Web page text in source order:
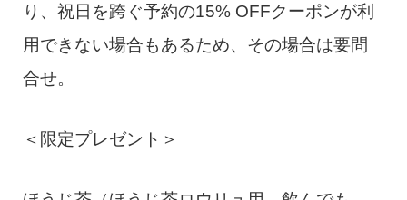
り、祝日を跨ぐ予約の15% OFFクーポンが利
用できない場合もあるため、その場合は要問
合せ。
＜限定プレゼント＞